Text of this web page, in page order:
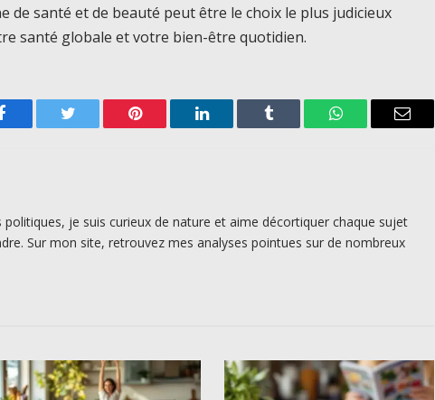
de santé et de beauté peut être le choix le plus judicieux
santé globale et votre bien-être quotidien.
Facebook Twitter Pinterest LinkedIn Tumblr WhatsAppEmail
politiques, je suis curieux de nature et aime décortiquer chaque sujet
Sur mon site, retrouvez mes analyses pointues sur de nombreux